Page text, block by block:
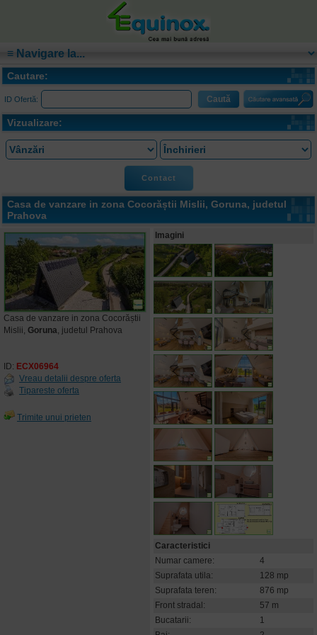
Cautare:
ID Ofertă:
Vizualizare:
Contact
Casa de vanzare in zona Cocorăștii Mislii, Goruna, judetul
Prahova
Casa de vanzare in zona Cocorăștii
Mislii, Goruna, judetul Prahova
ID: ECX06964
Vreau detalii despre oferta
Tipareste oferta
Trimite unui prieten
Imagini
Caracteristici
Numar camere:
4
Suprafata utila:
128 mp
Suprafata teren:
876 mp
Front stradal:
57 m
Bucatarii:
1